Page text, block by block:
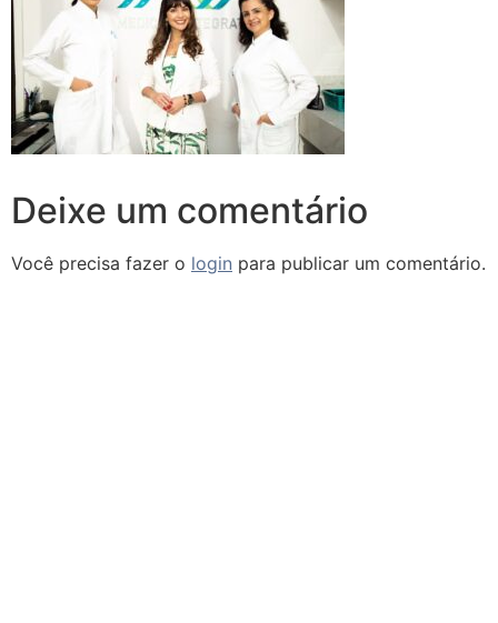
Deixe um comentário
Você precisa fazer o login para publicar um comentário.